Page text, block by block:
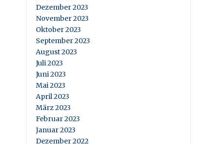
Dezember 2023
November 2023
Oktober 2023
September 2023
August 2023
Juli 2023
Juni 2023
Mai 2023
April 2023
März 2023
Februar 2023
Januar 2023
Dezember 2022